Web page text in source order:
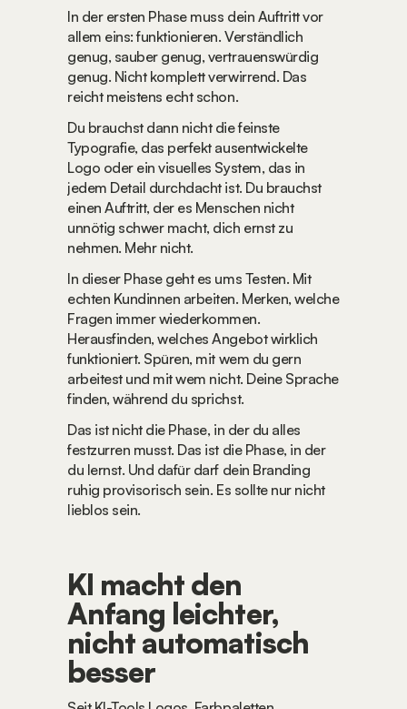
In der ersten Phase muss dein Auftritt vor
allem eins: funktionieren. Verständlich
genug, sauber genug, vertrauenswürdig
genug. Nicht komplett verwirrend. Das
reicht meistens echt schon.
Du brauchst dann nicht die feinste
Typografie, das perfekt ausentwickelte
Logo oder ein visuelles System, das in
jedem Detail durchdacht ist. Du brauchst
einen Auftritt, der es Menschen nicht
unnötig schwer macht, dich ernst zu
nehmen. Mehr nicht.
In dieser Phase geht es ums Testen. Mit
echten Kundinnen arbeiten. Merken, welche
Fragen immer wiederkommen.
Herausfinden, welches Angebot wirklich
funktioniert. Spüren, mit wem du gern
arbeitest und mit wem nicht. Deine Sprache
finden, während du sprichst.
Das ist nicht die Phase, in der du alles
festzurren musst. Das ist die Phase, in der
du lernst. Und dafür darf dein Branding
ruhig provisorisch sein. Es sollte nur nicht
lieblos sein.
KI macht den
Anfang leichter,
nicht automatisch
besser